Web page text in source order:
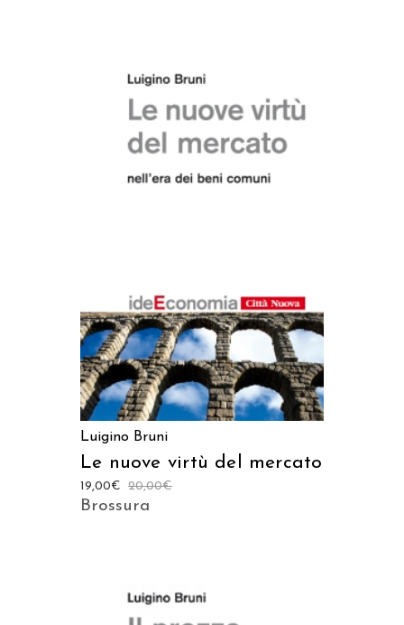
Luigino Bruni
Le nuove virtù del mercato
20,00€
19,00€
Brossura